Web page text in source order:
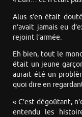
Alus s’en était
n’avait jamais eu
rejoint l’armée.
Eh bien, tout le
était un jeune
aurait été un
quoi dire en
« C’est dégoûtant,
entendu les